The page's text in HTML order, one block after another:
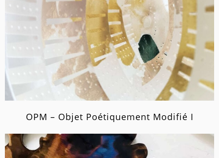
OPM – Objet Poétiquement Modifié I